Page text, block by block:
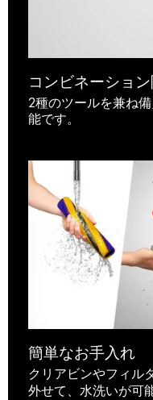
コンビネーショ
2種のツールを兼ね
能です。
簡単なお手入れ
クリアビンやフィル
外せて、水洗いが可